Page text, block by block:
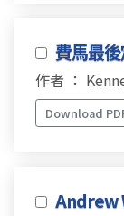
費馬最
作者 ：
Download
Andrew